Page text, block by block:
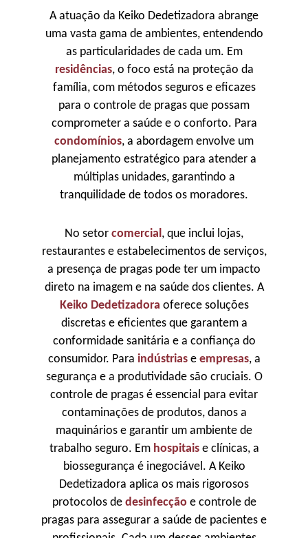
A atuação da Keiko Dedetizadora abrange
uma vasta gama de ambientes, entendendo
as particularidades de cada um. Em
residências, o foco está na proteção da
família, com métodos seguros e eficazes
para o controle de pragas que possam
comprometer a saúde e o conforto. Para
condomínios, a abordagem envolve um
planejamento estratégico para atender a
múltiplas unidades, garantindo a
tranquilidade de todos os moradores.
No setor comercial, que inclui lojas,
restaurantes e estabelecimentos de serviços,
a presença de pragas pode ter um impacto
direto na imagem e na saúde dos clientes. A
Keiko Dedetizadora oferece soluções
discretas e eficientes que garantem a
conformidade sanitária e a confiança do
consumidor. Para indústriase empresas, a
segurança e a produtividade são cruciais. O
controle de pragas é essencial para evitar
contaminações de produtos, danos a
maquinários e garantir um ambiente de
trabalho seguro. Em hospitaise clínicas, a
biossegurança é inegociável. A Keiko
Dedetizadora aplica os mais rigorosos
protocolos de desinfecção e controle de
pragas para assegurar a saúde de pacientes e